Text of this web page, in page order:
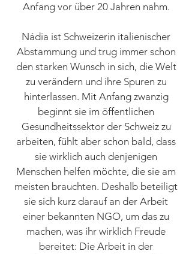
Anfang vor über 20 Jahren nahm.
Nádia ist Schweizerin italienischer
Abstammung und trug immer schon
den starken Wunsch in sich, die Welt
zu verändern und ihre Spuren zu
hinterlassen. Mit Anfang zwanzig
beginnt sie im öffentlichen
Gesundheitssektor der Schweiz zu
arbeiten, fühlt aber schon bald, dass
sie wirklich auch denjenigen
Menschen helfen möchte, die sie am
meisten brauchten. Deshalb beteiligt
sie sich kurz darauf an der Arbeit
einer bekannten NGO, um das zu
machen, was ihr wirklich Freude
bereitet: Die Arbeit in der